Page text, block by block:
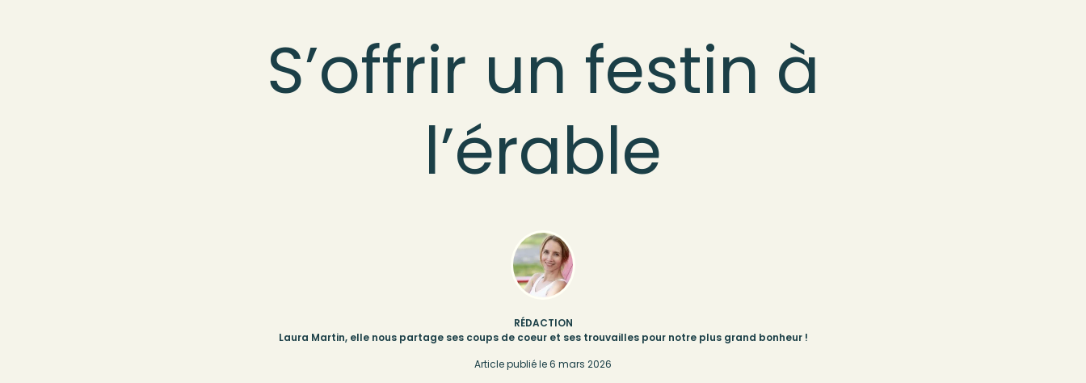
S’offrir un festin à
l’érable
RÉDACTION
Laura Martin, elle nous partage ses coups de coeur et ses trouvailles pour notre plus grand bonheur !
Article publié le6 mars 2026